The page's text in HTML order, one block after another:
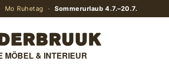
Mo Ruhetag ·Sommerurlaub 4.7.–20.7.
MÖBEL & INTERIEUR